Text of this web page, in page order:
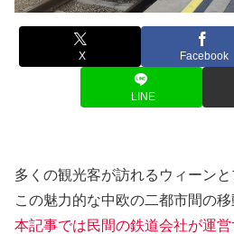
X Facebook
LINE
多くの観光客が訪れるウィーンと
この魅力的な中欧の二都市間の移
本記事では民間の鉄道会社が運